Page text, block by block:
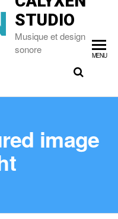
STUDIO
Musique et design
sonore
MENU
image